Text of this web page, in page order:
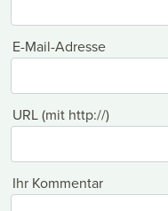
E-Mail-Adresse
URL (mit http://)
Ihr Kommentar